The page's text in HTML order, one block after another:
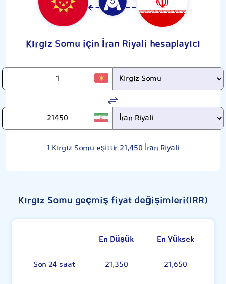
Kırgız Somu için İran Riyali hesaplayıcı
1 Kırgız Somu eşittir 21,450 İran Riyali
Kırgız Somu geçmiş fiyat değişimleri(IRR)
En Düşük
En Yüksek
Son 24 saat
21,350 21,650